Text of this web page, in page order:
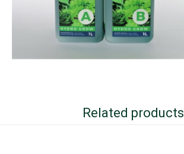
Related products